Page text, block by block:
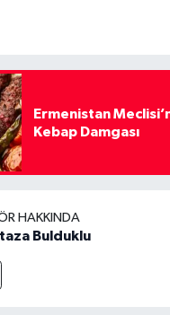
Ermenistan
Kebap Damgası
HAKKINDA
Bulduklu